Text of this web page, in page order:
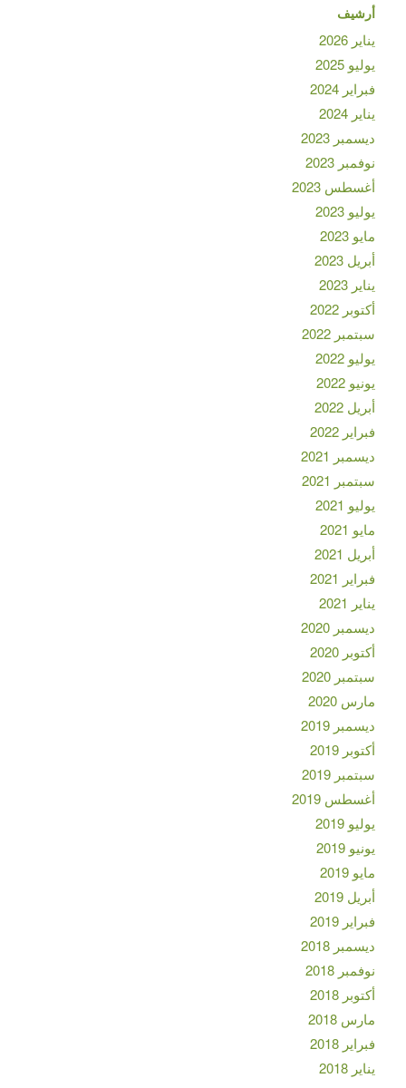
أرشيف
يناير 2026
يوليو 2025
فبراير 2024
يناير 2024
ديسمبر 2023
نوفمبر 2023
أغسطس 2023
يوليو 2023
مايو 2023
أبريل 2023
يناير 2023
أكتوبر 2022
سبتمبر 2022
يوليو 2022
يونيو 2022
أبريل 2022
فبراير 2022
ديسمبر 2021
سبتمبر 2021
يوليو 2021
مايو 2021
أبريل 2021
فبراير 2021
يناير 2021
ديسمبر 2020
أكتوبر 2020
سبتمبر 2020
مارس 2020
ديسمبر 2019
أكتوبر 2019
سبتمبر 2019
أغسطس 2019
يوليو 2019
يونيو 2019
مايو 2019
أبريل 2019
فبراير 2019
ديسمبر 2018
نوفمبر 2018
أكتوبر 2018
مارس 2018
فبراير 2018
يناير 2018